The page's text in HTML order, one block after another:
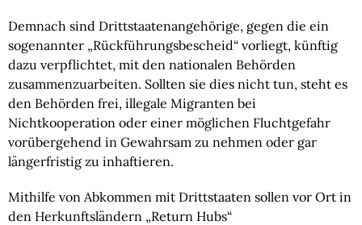
Demnach sind Drittstaatenangehörige, gegen die ein
sogenannter „Rückführungsbescheid“ vorliegt, künftig
dazu verpflichtet, mit den nationalen Behörden
zusammenzuarbeiten. Sollten sie dies nicht tun, steht es
den Behörden frei, illegale Migranten bei
Nichtkooperation oder einer möglichen Fluchtgefahr
vorübergehend in Gewahrsam zu nehmen oder gar
längerfristig zu inhaftieren.
Mithilfe von Abkommen mit Drittstaaten sollen vor Ort in
den Herkunftsländern „Return Hubs“